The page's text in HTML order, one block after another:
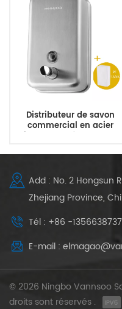
Distributeur de savon
commercial en acier
inoxydable à montage
Add : No. 2 Hongsun
Zhejiang Province,
Tél : +86 -
E-mail :
© 2026 Ningbo Vannsoo
droits sont réservés .